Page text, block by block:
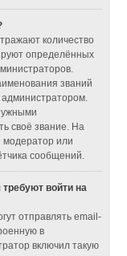
количество
определённых
званий
своё звание. На
или
сообщений.
войти на
отправлять email-
в
включил такую